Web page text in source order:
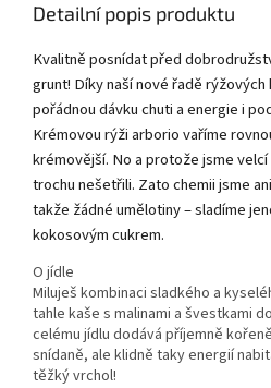
Detailní popis produktu
Kvalitně posnídat před
grunt! Díky naší nové řadě
pořádnou dávku chuti a energie i
Krémovou rýži arborio vaříme
krémovější. No a protože jsme
trochu nešetřili. Zato chemii jsme
takže žádné umělotiny – sladíme
kokosovým cukrem.
O jídle
Miluješ kombinaci sladkého a
tahle kaše s malinami a švestkami
celému jídlu dodává příjemně
snídaně, ale klidně taky energií
těžký vrchol!